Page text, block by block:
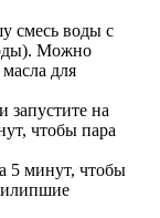
смесь воды с
Можно
для
запустите на
чтобы пара
5 минут, чтобы